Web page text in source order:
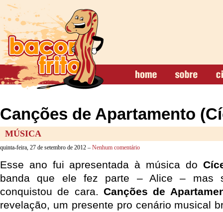
Canções de Apartamento
MÚSICA
quinta-feira, 27 de setembro de 2012 – Nenhum comentário
Esse ano fui apresentada à música do
banda que ele fez parte – Alice – mas
conquistou de cara. Canções de
revelação, um presente pro cenário musical